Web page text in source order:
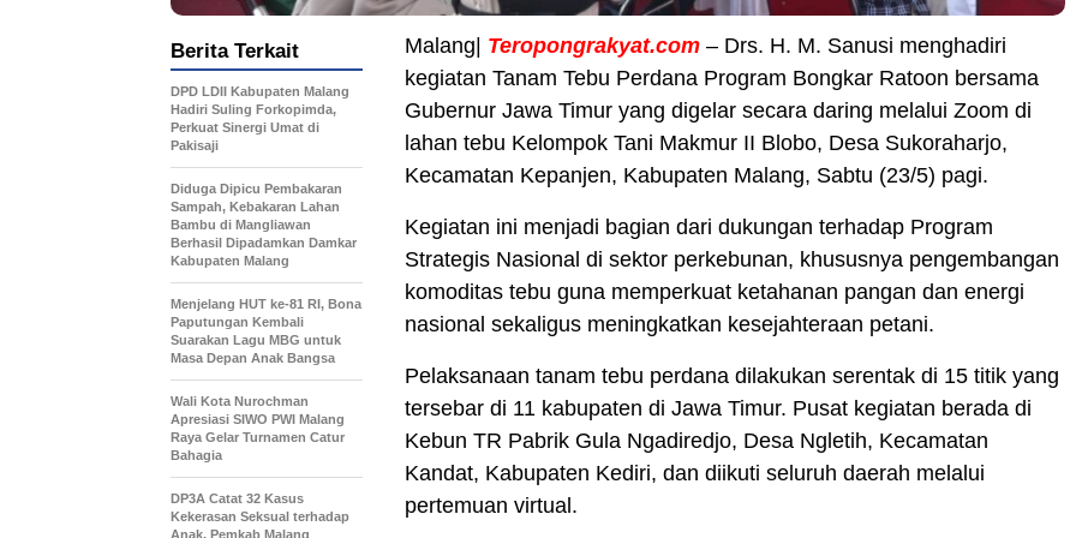
Malang| Teropongrakyat.com – Drs. H. M. Sanusi menghadiri
kegiatan Tanam Tebu Perdana Program Bongkar Ratoon bersama
Gubernur Jawa Timur yang digelar secara daring melalui Zoom di
lahan tebu Kelompok Tani Makmur II Blobo, Desa Sukoraharjo,
Kecamatan Kepanjen, Kabupaten Malang, Sabtu (23/5) pagi.
Kegiatan ini menjadi bagian dari dukungan terhadap Program
Strategis Nasional di sektor perkebunan, khususnya pengembangan
komoditas tebu guna memperkuat ketahanan pangan dan energi
nasional sekaligus meningkatkan kesejahteraan petani.
Pelaksanaan tanam tebu perdana dilakukan serentak di 15 titik yang
tersebar di 11 kabupaten di Jawa Timur. Pusat kegiatan berada di
Kebun TR Pabrik Gula Ngadiredjo, Desa Ngletih, Kecamatan
Kandat, Kabupaten Kediri, dan diikuti seluruh daerah melalui
pertemuan virtual.
Berita Terkait
DPD LDII Kabupaten Malang
Hadiri Suling Forkopimda,
Perkuat Sinergi Umat di
Pakisaji
Diduga Dipicu Pembakaran
Sampah, Kebakaran Lahan
Bambu di Mangliawan
Berhasil Dipadamkan Damkar
Kabupaten Malang
Menjelang HUT ke-81 RI, Bona
Paputungan Kembali
Suarakan Lagu MBG untuk
Masa Depan Anak Bangsa
Wali Kota Nurochman
Apresiasi SIWO PWI Malang
Raya Gelar Turnamen Catur
Bahagia
DP3A Catat 32 Kasus
Kekerasan Seksual terhadap
Anak, Pemkab Malang